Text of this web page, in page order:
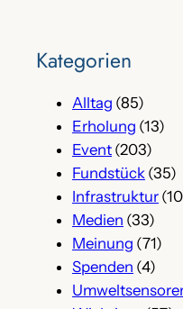
Kategorien
Alltag (85)
Erholung (13)
Event (203)
Fundstück (35)
Infrastruktur
Medien (33)
Meinung (71)
Spenden (4)